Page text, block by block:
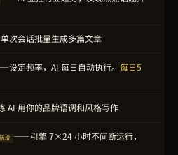
次会话批量生成多篇文章
设定频率，AI 每日自动执行。每日5
用你的品牌语调和风格写作
新增
——引擎 7×24 小时不间断运行，